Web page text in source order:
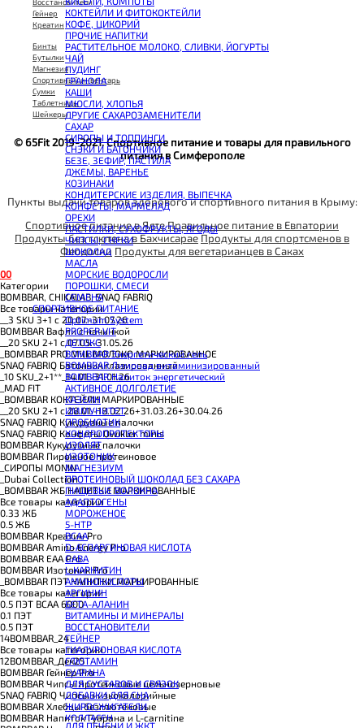
CHIKALAB Вафля двойная с начинкой
SNAQ FABRIQ Вафли с начинкой
SNAQ FABRIQ Хлебцы рисовые
SNAQ FABRIQ Батончик шоколадный без сахара Qwikler
SNAQ FABRIQ Батончик в шоколаде Coco
SNAQ FABRIQ Батончик в шоколаде Snaqer
КОКТЕЙЛИ И ФИТОКОКТЕЙЛИ
КОФЕ, ЦИКОРИЙ
ПРОЧИЕ НАПИТКИ
РАСТИТЕЛЬНОЕ МОЛОКО, СЛИВКИ, ЙОГУРТЫ
ЧАЙ
ПУДИНГ
ГРАНОЛА
КАШИ
МЮСЛИ, ХЛОПЬЯ
ДРУГИЕ САХАРОЗАМЕНИТЕЛИ
САХАР
СИРОПЫ И ТОППИНГИ
СНЭКИ И БАТОНЧИКИ
БЕЗЕ, ЗЕФИР, ПАСТИЛА
ДЖЕМЫ, ВАРЕНЬЕ
КОЗИНАКИ
КОНДИТЕРСКИЕ ИЗДЕЛИЯ, ВЫПЕЧКА
КОНФЕТЫ, МАРМЕЛАД
ОРЕХИ
ПАСТИЛКИ, СУХОФРУКТЫ, ЯГОДЫ
ЧИПСЫ, СНЕКИ
ШОКОЛАД
МАСЛА
МОРСКИЕ ВОДОРОСЛИ
ПОРОШКИ, СМЕСИ
СЕМЕНА
СПОРТИВНОЕ ПИТАНИЕ
Optimum System
PROPER VIT
ДЕТОКС
BOMBBAR Энергетический гель
BOMBBAR Лимонад витаминизированный
BOMBBAR Напиток энергетический
АКТИВНОЕ ДОЛГОЛЕТИЕ
КАЗЕИН
ИММУНИТЕТ
ПРОБИОТИК
ХОНДРОПРОТЕКТОРЫ
ИЗОЛЯТ
ИЗОТОНИК
МАГНЕЗИУМ
ПРОТЕИНОВЫЙ ШОКОЛАД БЕЗ САХАРА
ПИЩЕВЫЕ ВОЛОКНА
АДАПТОГЕНЫ
МОРОЖЕНОЕ
5-HTP
BCAA
D-АСПАРГИНОВАЯ КИСЛОТА
GABA
L-КАРНИТИН
АМИНОКИСЛОТЫ
АРГИНИН
БЕТА-АЛАНИН
ВИТАМИНЫ И МИНЕРАЛЫ
ВОССТАНОВИТЕЛИ
ГЕЙНЕР
ГИАЛУРОНОВАЯ КИСЛОТА
ГЛЮТАМИН
ГУАРАНА
ДЛЯ СУСТАВОВ И СВЯЗОК
ДОБАВКИ ДЛЯ СНА
ЖИРОСЖИГАТЕЛИ
КОЛЛАГЕН
ДЛЯ ПЕЧЕНИ И ЖКТ
Гейнер
Креатин
Бинты
Бутылки
Магнезия
Спортивный инвентарь
Сумки
Таблетницы
Шейкеры
© 65Fit 2019-2021. Спортивное питание и товары для правильного
питания в Симферополе
Пункты выдачи товаров здорового и спортивного питания в Крыму:
Спортивное питание в ЯлтеПравильное питание в Евпатории
Продукты без глютена в БахчисараеПродукты для спортсменов в
Феодосии Продукты для вегетарианцев в Саках
00
Категории
BOMBBAR, CHIKALAB, SNAQ FABRIQ
Все товары категории
__3 SKU 3+1 с 20.07.-31.07.26
BOMBBAR Вафли с начинкой
__20 SKU 2+1 с 07.05.-31.05.26
_BOMBBAR PRO Milk МОЛОКО МАРКИРОВАННОЕ
SNAQ FABRIQ Батончик глазированный
_10 SKU_2+1**_14.01.-31.01.26
_MAD FIT
_BOMBBAR КОКТЕЙЛИ МАРКИРОВАННЫЕ
__20 SKU 2+1 с 28.01.-18.02.26+31.03.26+30.04.26
SNAQ FABRIQ Кукурузные палочки
SNAQ FABRIQ Конфеты Qwikler minis
BOMBBAR Кукурузные палочки
BOMBBAR Пирожное протеиновое
_CИРОПЫ MONIN
_Dubai Collection
_BOMBBAR ЖБ НАПИТКИ МАРКИРОВАННЫЕ
Все товары категории
0.33 ЖБ
0.5 ЖБ
BOMBBAR Креатин Pro
BOMBBAR Amino Energy Pro
BOMBBAR EAA Pro
BOMBBAR Изотоник Pro
_BOMBBAR ПЭТ НАПИТКИ МАРКИРОВАННЫЕ
Все товары категории
0.5 ПЭТ ВСАА 6000
0.1 ПЭТ
0.5 ПЭТ
14BOMBBAR_24
Все товары категории
12BOMBBAR_Дек25
BOMBBAR Гейнер Pro
BOMBBAR Чипсы протеиновые цельнозерновые
SNAQ FABRIQ Чипсы низкокалорийные
BOMBBAR Хлебцы безглютеновые
BOMBBAR Напиток Гуарана и L-carnitine